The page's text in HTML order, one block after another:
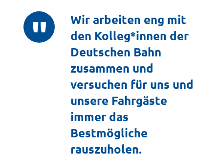
Wir arbeiten eng mit
den Kolleg*innen der
Deutschen Bahn
zusammen und
versuchen für uns und
unsere Fahrgäste
immer das
Bestmögliche
rauszuholen.